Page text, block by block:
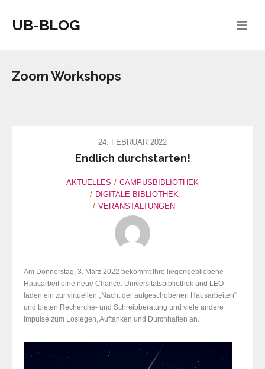
UB-BLOG
Zoom Workshops
24. FEBRUAR 2022
Endlich durchstarten!
AKTUELLES
CAMPUSBIBLIOTHEK
DIGITALE BIBLIOTHEK
VERANSTALTUNGEN
Am Donnerstag, 3. März 2022 bekommt Ihre liegengebliebene
Hausarbeit eine neue Chance. Universitätsbibliothek und LEO
laden ein zur virtuellen „Nacht der aufgeschobenen Hausarbeiten“
und bieten Recherche- und Schreibberatung und viele andere
Impulse zum Loslegen, Auftanken und Durchhalten an.